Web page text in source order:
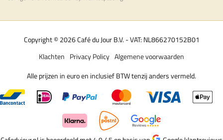
Copyright © 2026 Café du Jour B.V. - VAT: NL866270152B01
Algemene voorwaarden
Privacy Policy
Klachten
Alle prijzen in euro en inclusief BTW tenzij anders vermeld.